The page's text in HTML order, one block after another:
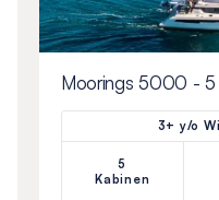
Moorings 5000 - 5
3+ y/o
5
Kabinen